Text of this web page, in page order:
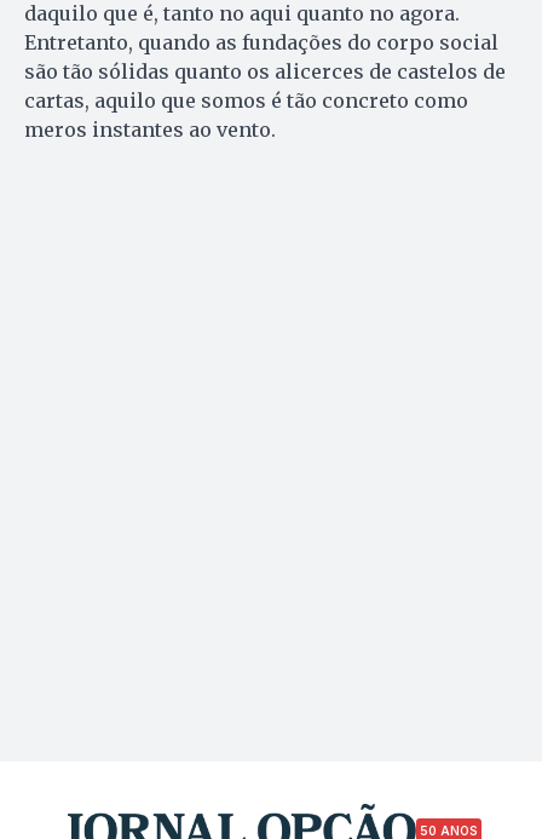
daquilo que é, tanto no aqui quanto no agora.
Entretanto, quando as fundações do corpo social
são tão sólidas quanto os alicerces de castelos de
cartas, aquilo que somos é tão concreto como
meros instantes ao vento.
50 ANOS